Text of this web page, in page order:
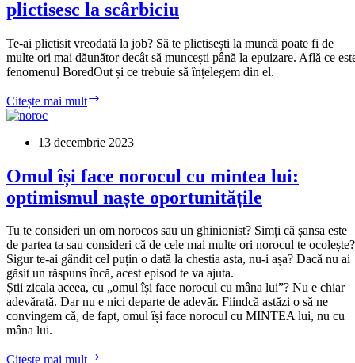
că
zâmbetul
pe
buze
plictisesc la scârbiciu
Te-ai plictisit vreodată la job? Să te plictisești la muncă poate fi de
multe ori mai dăunător decât să muncești până la epuizare. Află ce
fenomenul BoredOut și ce trebuie să înțelegem din el.
Citește mai mult
care
la
scârbiciu
13 decembrie 2023
Omul își face norocul cu mintea lui:
optimismul naște oportunitățile
Tu te consideri un om norocos sau un ghinionist? Simți că șansa este
de partea ta sau consideri că de cele mai multe ori norocul te ocolește?
Sigur te-ai gândit cel puțin o dată la chestia asta, nu-i așa? Dacă nu ai
găsit un răspuns încă, acest episod te va ajuta.
Știi zicala aceea, cu „omul își face norocul cu mâna lui”? Nu e chiar
adevărată. Dar nu e nici departe de adevăr. Fiindcă astăzi o să ne
convingem că, de fapt, omul își face norocul cu MINTEA lui, nu cu
mâna lui.
Citește mai mult